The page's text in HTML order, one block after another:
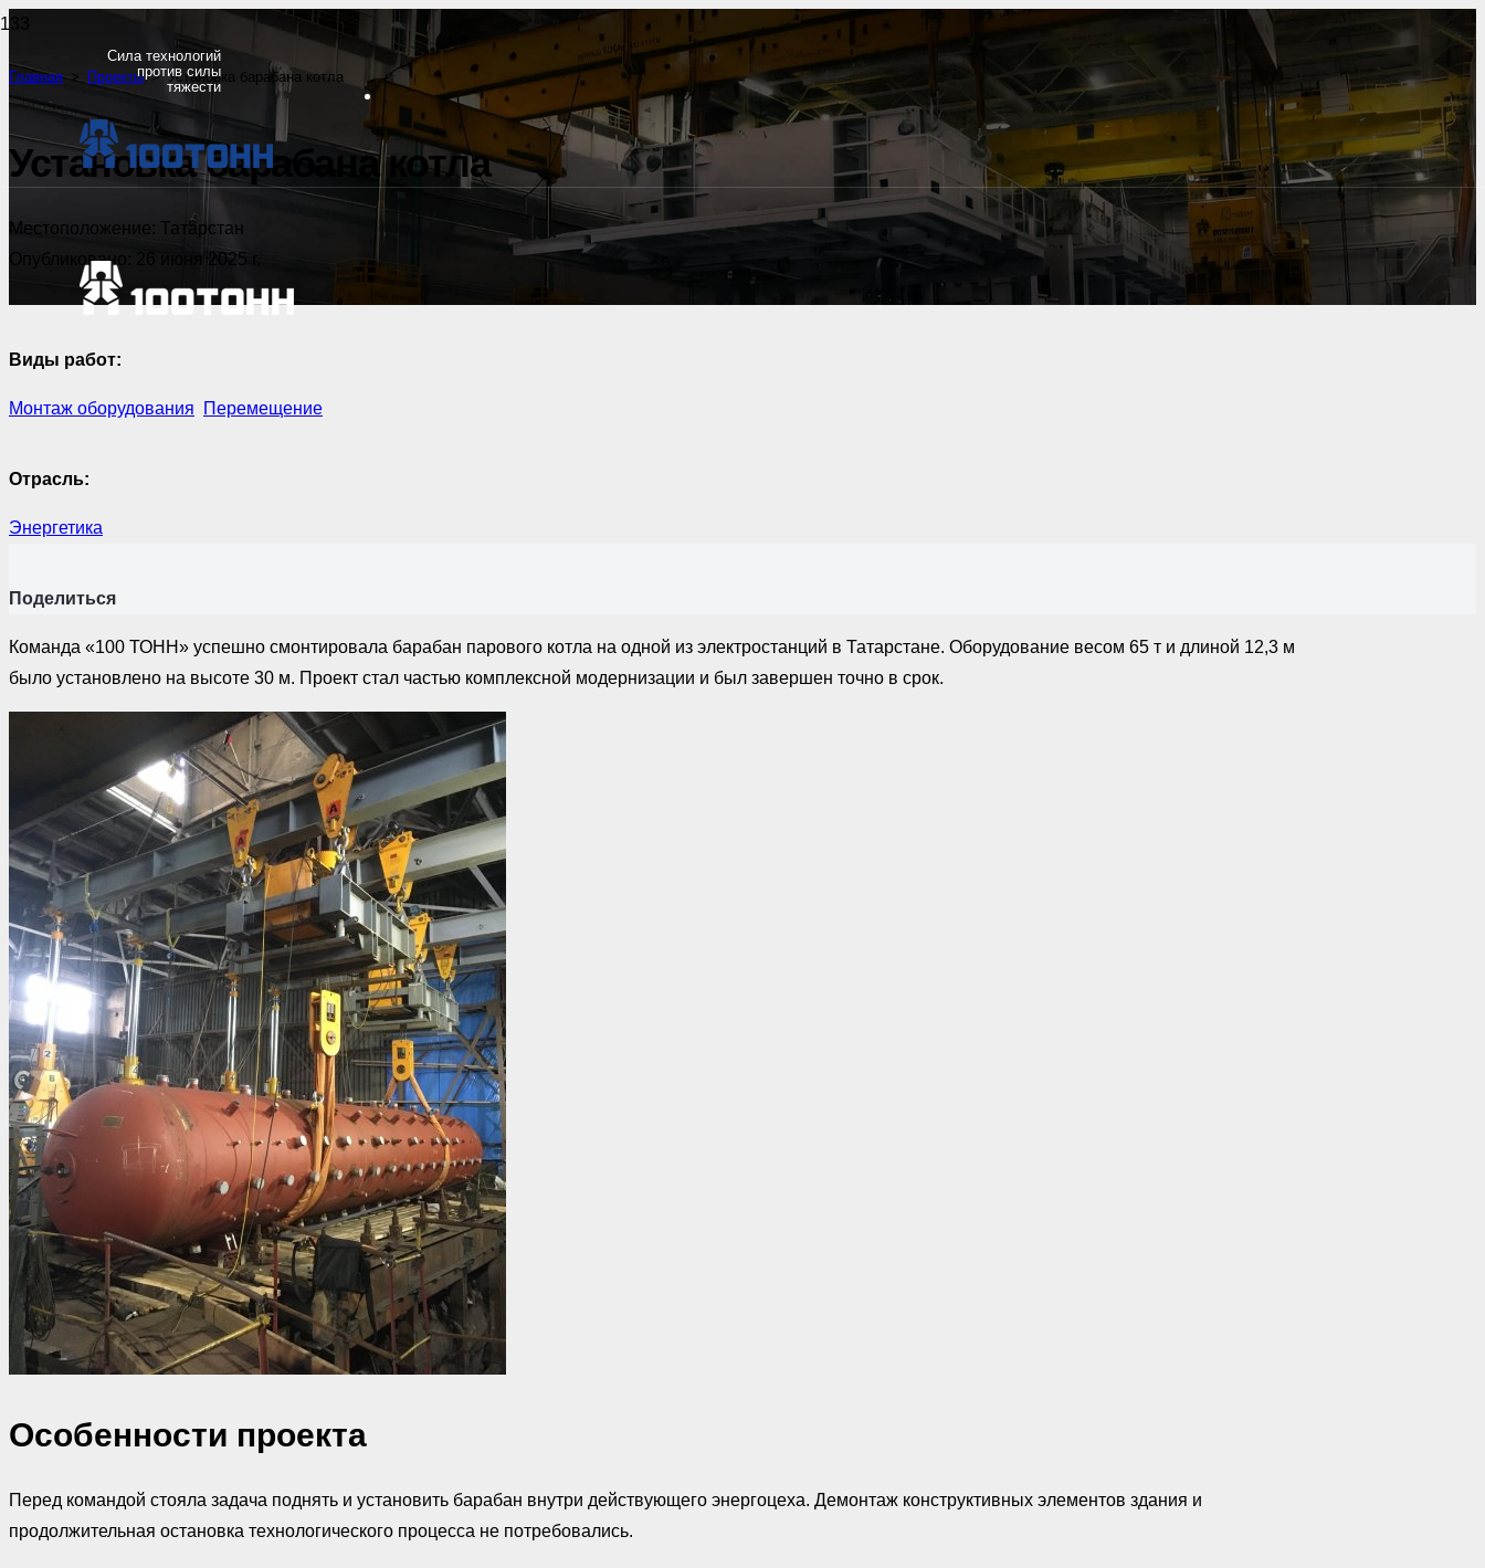
Сила технологий
против силы
тяжести
Главная > Проекты > Установка барабана котла
Установка барабана котла
Местоположение: Татарстан
Опубликовано:
26 июня 2025 г.
Виды работ:
Монтаж оборудования Перемещение
Отрасль:
Энергетика
Поделиться
Команда «100 ТОНН» успешно смонтировала барабан парового котла на одной из электростанций в Татарстане. Оборудование весом 65 т и длиной 12,3 м
было установлено на высоте 30 м. Проект стал частью комплексной модернизации и был завершен точно в срок.
Особенности проекта
Перед командой стояла задача поднять и установить барабан внутри действующего энергоцеха. Демонтаж конструктивных элементов здания и
продолжительная остановка технологического процесса не потребовались.